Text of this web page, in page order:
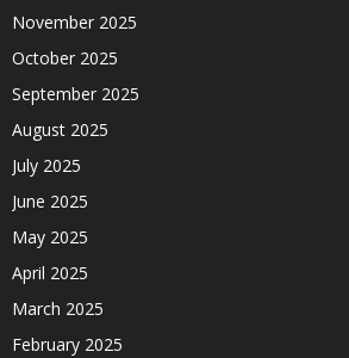
November 2025
October 2025
September 2025
August 2025
July 2025
June 2025
May 2025
April 2025
March 2025
February 2025